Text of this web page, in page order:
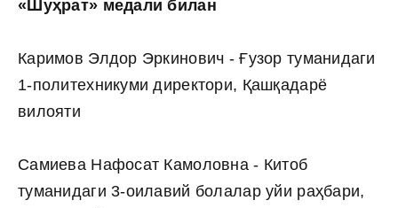
«Шуҳрат» медали билан
Каримов Элдор Эркинович - Ғузор туманидаги
1-политехникуми директори, Қашқадарё
вилояти
Самиева Нафосат Камоловна - Китоб
туманидаги 3-оилавий болалар уйи раҳбари,